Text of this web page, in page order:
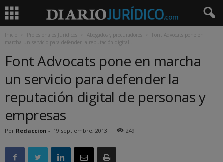
Inicio Profesionales Jurídicos Abogados y procuradores
Font Advocats pone en
marcha un servicio para defender la reputación digital...
Font Advocats pone en marcha
un servicio para defender la
reputación digital de personas y
empresas
Por Redaccion - 19 septiembre, 2013 249